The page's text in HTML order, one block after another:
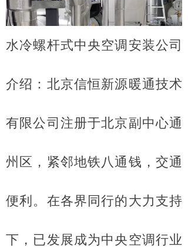
水冷螺杆式中央空调安装公司
介绍：北京信恒新源暖通技术
有限公司注册于北京副中心通
州区，紧邻地铁八通钱，交通
便利。在各界同行的大力支持
下，已发展成为中央空调行业